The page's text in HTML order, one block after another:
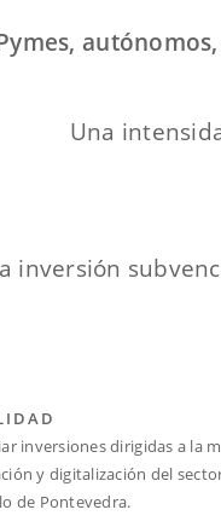
Una
inversión
inversiones dirigidas a la
y digitalización del
de Pontevedra.